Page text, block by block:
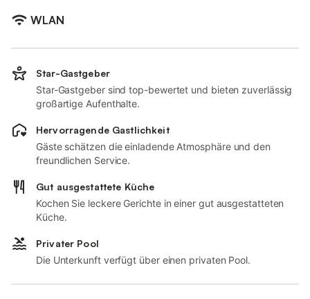
WLAN
Star-Gastgeber
Star-Gastgeber sind top-bewertet und bieten zuverlässig
großartige Aufenthalte.
Hervorragende Gastlichkeit
Gäste schätzen die einladende Atmosphäre und den
freundlichen Service.
Gut ausgestattete Küche
Kochen Sie leckere Gerichte in einer gut ausgestatteten
Küche.
Privater Pool
Die Unterkunft verfügt über einen privaten Pool.